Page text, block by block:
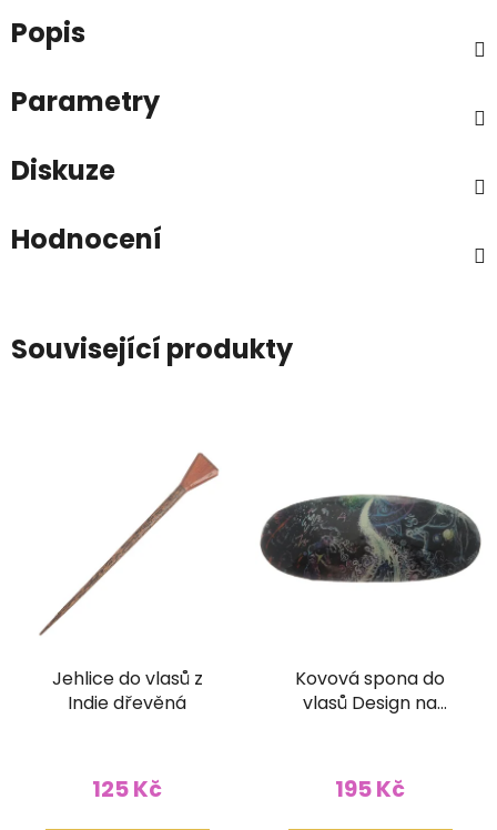
Popis
Parametry
Diskuze
Hodnocení
Související produkty
Jehlice do vlasů z
Indie dřevěná
125 Kč
Kovová spona do
vlasů Design na
195 Kč